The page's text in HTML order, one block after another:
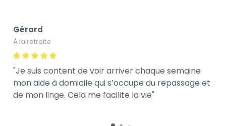
Gérard
À la retraite
Je suis content de voir arriver chaque semaine
mon aide à domicile qui s’occupe du repassage et
de mon linge. Cela me facilite la vie